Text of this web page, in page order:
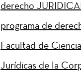
derecho
programa de
Facultad de
Jurídicas de la